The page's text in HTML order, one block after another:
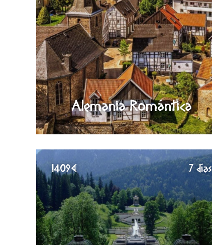
Alemania Romántica
1409€ 7 días